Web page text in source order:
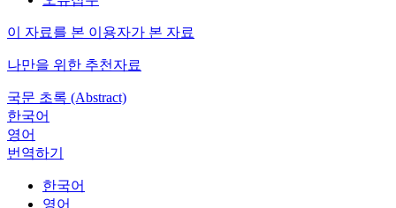
이 자료를 본 이용자가 본 자료
나만을 위한 추천자료
국문 초록 (Abstract)
한국어
영어
번역하기
한국어
영어